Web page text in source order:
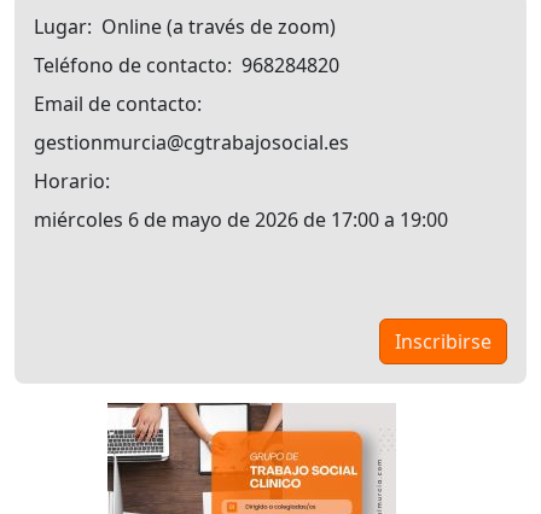
Lugar Online (a través de zoom)
Teléfono de contacto 968284820
Email de contacto
gestionmurcia@cgtrabajosocial.es
Horario
miércoles 6 de mayo de 2026 de 17:00 a 19:00